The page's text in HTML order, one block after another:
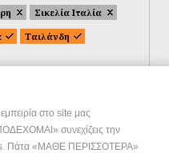
στο site μας
συνεχίζεις την
Πάτα «ΜΑΘΕ ΠΕΡΙΣΣΟΤΕΡΑ»
Σικελία Ιταλία
Ταιλάνδη